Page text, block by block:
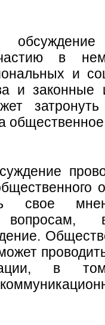
в нем
и
и законные
свое
в